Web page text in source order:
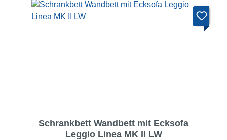
Schrankbett Wandbett mit Ecksofa
Leggio Linea MK II LW